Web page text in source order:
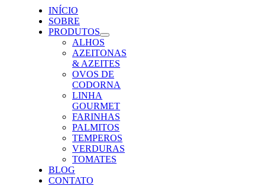
NavigationINÍCIO
SOBRE
PRODUTOS
ALHOS
AZEITONAS
& AZEITES
OVOS DE
CODORNA
LINHA
GOURMET
FARINHAS
PALMITOS
TEMPEROS
VERDURAS
TOMATES
BLOG
CONTATO